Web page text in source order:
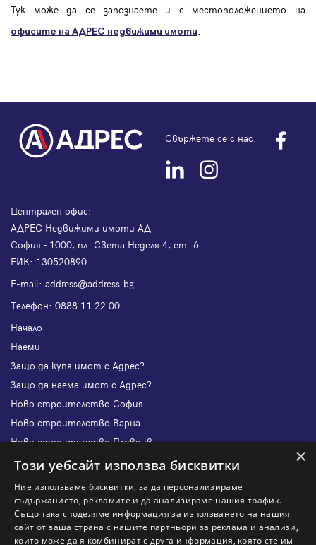
Тук може да се запознаете и с местоположението на
офисите на АДРЕС недвижими имоти.
Свържете се с нас:
Централен офис:
АДРЕС Недвижими имоти АД
София - 1000, пл. Света Неделя 4, ет. 6
ЕИК: 130520890
Е-mail: address@address.bg
Телефон: 0888 11 22 00
Начало
Наеми
Защо да купя имот с Адрес?
Защо да наема имот с Адрес?
Ново строителство София
Ново строителство Варна
Ново строителство Пловдив
Ново строителство Бургас
Защо да отдам имот с Адрес?
Наши офиси
Кариери
×
Този уебсайт използва бисквитки
Ние използваме бисквитки, за да персонализираме
съдържанието, рекламите и да анализираме нашия трафик.
Също така споделяме информация за използването на нашия
сайт от ваша страна с нашите партньори за реклама и анализи,
които може да я комбинират с друга информация, която сте им